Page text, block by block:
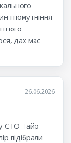
і помутніння
дах має
26.06.2026
у СТО Тайр
підібрали